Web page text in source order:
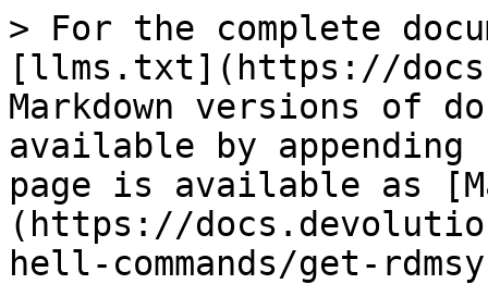
> For the complete
[llms.txt](https://
Markdown versions of
available by
page is available as
(https://
hell-commands/get-